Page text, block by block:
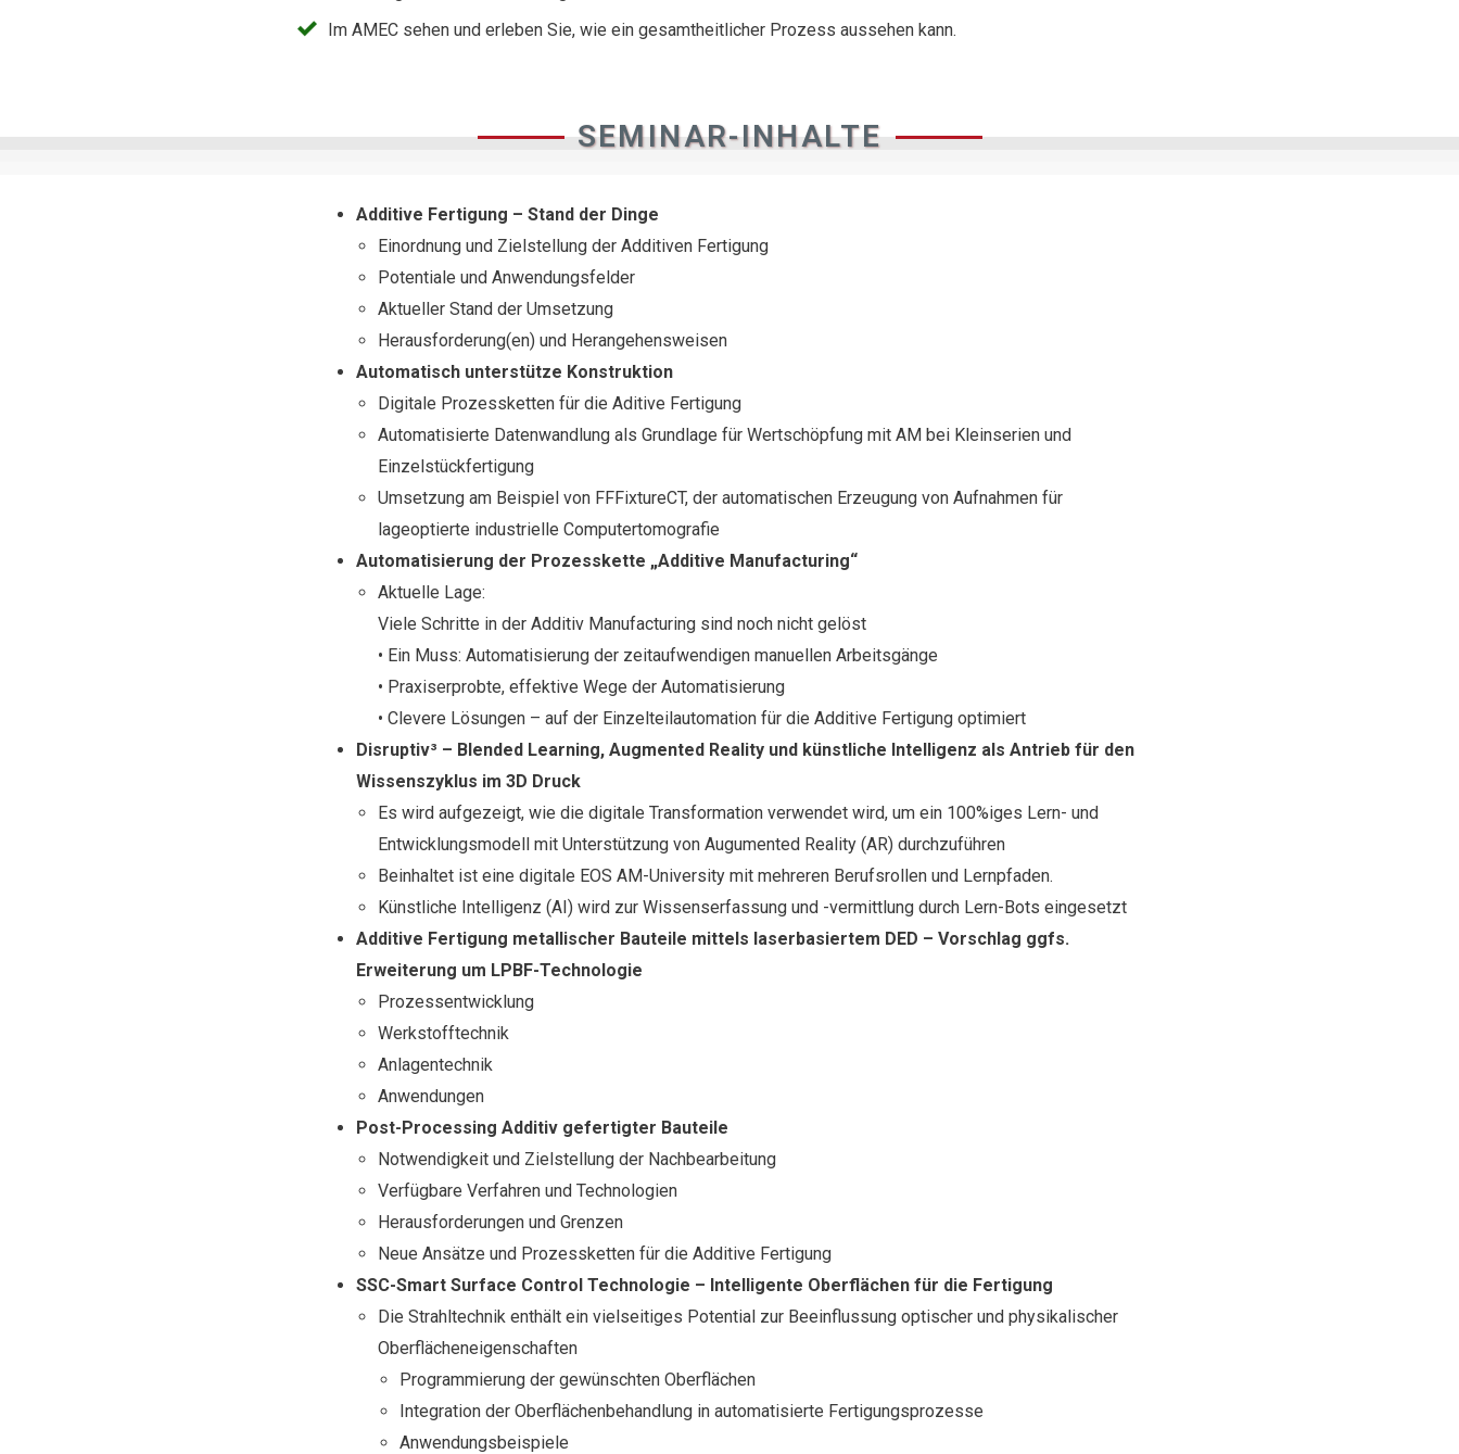
Im AMEC sehen und erleben Sie, wie ein gesamtheitlicher Prozess aussehen kann.
SEMINAR-INHALTE
Additive Fertigung – Stand der Dinge
Einordnung und Zielstellung der Additiven Fertigung
Potentiale und Anwendungsfelder
Aktueller Stand der Umsetzung
Herausforderung(en) und Herangehensweisen
Automatisch unterstütze Konstruktion
Digitale Prozessketten für die Aditive Fertigung
Automatisierte Datenwandlung als Grundlage für Wertschöpfung mit AM bei Kleinserien und
Einzelstückfertigung
Umsetzung am Beispiel von FFFixtureCT, der automatischen Erzeugung von Aufnahmen für
lageoptierte industrielle Computertomografie
Automatisierung der Prozesskette „Additive Manufacturing“
Aktuelle Lage:
Viele Schritte in der Additiv Manufacturing sind noch nicht gelöst
• Ein Muss: Automatisierung der zeitaufwendigen manuellen Arbeitsgänge
• Praxiserprobte, effektive Wege der Automatisierung
• Clevere Lösungen – auf der Einzelteilautomation für die Additive Fertigung optimiert
Disruptiv³ – Blended Learning, Augmented Reality und künstliche Intelligenz als Antrieb für den
Wissenszyklus im 3D Druck
Es wird aufgezeigt, wie die digitale Transformation verwendet wird, um ein 100%iges Lern- und
Entwicklungsmodell mit Unterstützung von Augumented Reality (AR) durchzuführen
Beinhaltet ist eine digitale EOS AM-University mit mehreren Berufsrollen und Lernpfaden.
Künstliche Intelligenz (AI) wird zur Wissenserfassung und -vermittlung durch Lern-Bots eingesetzt
Additive Fertigung metallischer Bauteile mittels laserbasiertem DED – Vorschlag ggfs.
Erweiterung um LPBF-Technologie
Prozessentwicklung
Werkstofftechnik
Anlagentechnik
Anwendungen
Post-Processing Additiv gefertigter Bauteile
Notwendigkeit und Zielstellung der Nachbearbeitung
Verfügbare Verfahren und Technologien
Herausforderungen und Grenzen
Neue Ansätze und Prozessketten für die Additive Fertigung
SSC-Smart Surface Control Technologie – Intelligente Oberflächen für die Fertigung
Die Strahltechnik enthält ein vielseitiges Potential zur Beeinflussung optischer und physikalischer
Oberflächeneigenschaften
Programmierung der gewünschten Oberflächen
Integration der Oberflächenbehandlung in automatisierte Fertigungsprozesse
Anwendungsbeispiele